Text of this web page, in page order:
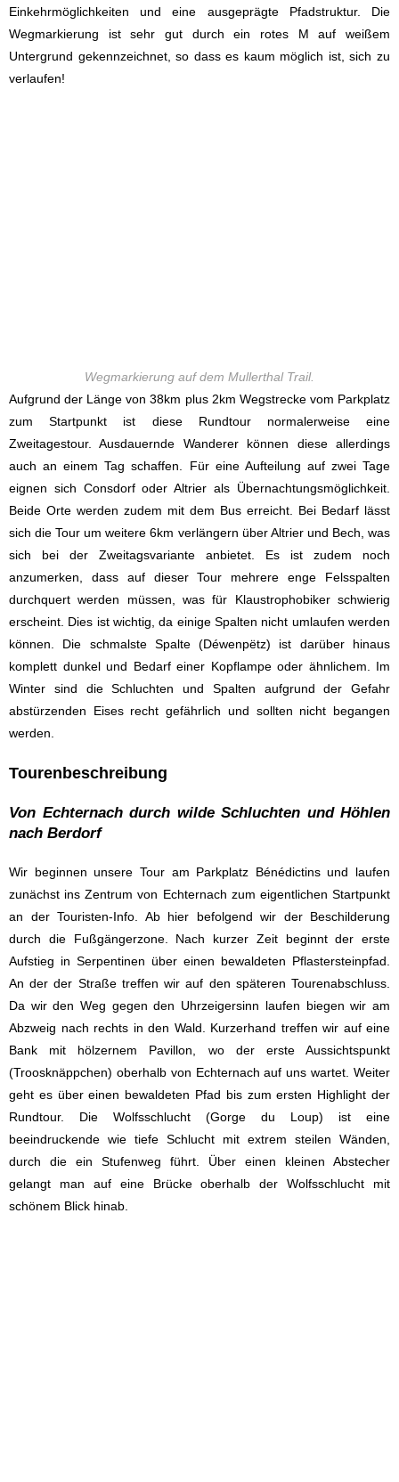
Einkehrmöglichkeiten und eine ausgeprägte Pfadstruktur. Die
Wegmarkierung ist sehr gut durch ein rotes M auf weißem
Untergrund gekennzeichnet, so dass es kaum möglich ist, sich zu
verlaufen!
Wegmarkierung auf dem Mullerthal Trail.
Aufgrund der Länge von 38km plus 2km Wegstrecke vom Parkplatz
zum Startpunkt ist diese Rundtour normalerweise eine
Zweitagestour. Ausdauernde Wanderer können diese allerdings
auch an einem Tag schaffen. Für eine Aufteilung auf zwei Tage
eignen sich Consdorf oder Altrier als Übernachtungsmöglichkeit.
Beide Orte werden zudem mit dem Bus erreicht. Bei Bedarf lässt
sich die Tour um weitere 6km verlängern über Altrier und Bech, was
sich bei der Zweitagsvariante anbietet. Es ist zudem noch
anzumerken, dass auf dieser Tour mehrere enge Felsspalten
durchquert werden müssen, was für Klaustrophobiker schwierig
erscheint. Dies ist wichtig, da einige Spalten nicht umlaufen werden
können. Die schmalste Spalte (Déwenpëtz) ist darüber hinaus
komplett dunkel und Bedarf einer Kopflampe oder ähnlichem. Im
Winter sind die Schluchten und Spalten aufgrund der Gefahr
abstürzenden Eises recht gefährlich und sollten nicht begangen
werden.
Tourenbeschreibung
Von Echternach durch wilde Schluchten und Höhlen
nach Berdorf
Wir beginnen unsere Tour am Parkplatz Bénédictins und laufen
zunächst ins Zentrum von Echternach zum eigentlichen Startpunkt
an der Touristen-Info. Ab hier befolgend wir der Beschilderung
durch die Fußgängerzone. Nach kurzer Zeit beginnt der erste
Aufstieg in Serpentinen über einen bewaldeten Pflastersteinpfad.
An der der Straße treffen wir auf den späteren Tourenabschluss.
Da wir den Weg gegen den Uhrzeigersinn laufen biegen wir am
Abzweig nach rechts in den Wald. Kurzerhand treffen wir auf eine
Bank mit hölzernem Pavillon, wo der erste Aussichtspunkt
(Troosknäppchen) oberhalb von Echternach auf uns wartet. Weiter
geht es über einen bewaldeten Pfad bis zum ersten Highlight der
Rundtour. Die Wolfsschlucht (Gorge du Loup) ist eine
beeindruckende wie tiefe Schlucht mit extrem steilen Wänden,
durch die ein Stufenweg führt. Über einen kleinen Abstecher
gelangt man auf eine Brücke oberhalb der Wolfsschlucht mit
schönem Blick hinab.